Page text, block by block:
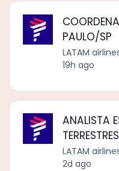
PAULO/SP
LATAM
19h ago
ANALISTA
LATAM
2d ago